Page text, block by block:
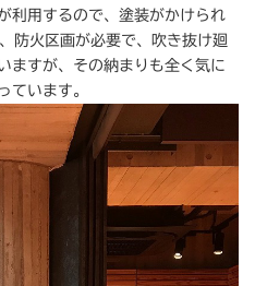
利用するので、塗装がかけられ
防火区画が必要で、吹き抜け廻
ますが、その納まりも全く気に
ています。